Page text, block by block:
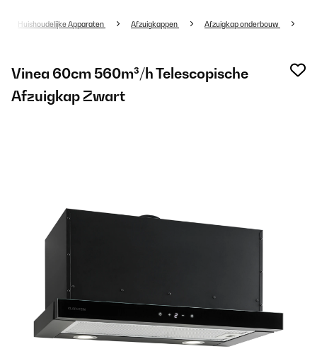
Huishoudelijke Apparaten Afzuigkappen Afzuigkap onderbouw
Vinea 60cm 560m³/h Telescopische
Afzuigkap Zwart